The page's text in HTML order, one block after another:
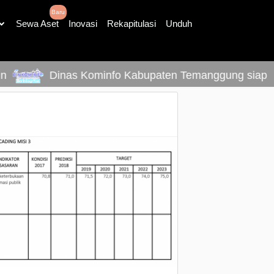
Sewa Aset
Baru
Inovasi Rekapitulasi Unduh
Dinas Kominfo Kabupaten Temanggung siap